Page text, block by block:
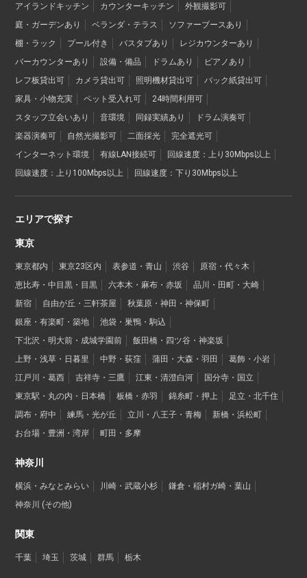
アイランドキッチン
カウンターキッチン
外観撮影可
庭・ガーデンあり
ベランダ・テラス
ソファーブースあり
棚・ラック
プール付き バスタブあり
レジカウンターあり
バーカウンターあり
設備・備品 ドラムあり
ピアノあり
レフ板貸出可
カメラ貸出可 照明機材貸出可
バック紙貸出可
家具・小物充実
ペット受入れ可
24時間利用可
スタッフ立会いあり
音環境 同録実績あり
ドラム演奏可
楽器演奏可
自然光撮影可 二面採光
完全遮光可
インターネット環境
有線LAN接続可
回線速度：上り30Mbps以上
回線速度：上り100Mbps以上
回線速度：下り30Mbps以上
エリアで探す
東京
東京都内 東京23区内 表参道・青山 渋谷
原宿・代々木
恵比寿・中目黒・目黒
六本木・麻布・赤坂
品川・田町・大崎
新宿
自由が丘・三軒茶屋
秋葉原・神田・神保町
銀座・有楽町・築地
池袋・巣鴨・駒込
下北沢・明大前・成城学園前
飯田橋・四ツ谷・神楽坂
上野・浅草・日暮里
中野・荻窪 蒲田・大森・羽田
葛飾・小岩
江戸川・葛西
吉祥寺・三鷹 江東・清澄白河
国分寺・国立
東京駅・丸の内・日本橋
板橋・赤羽 錦糸町・押上
足立・北千住
調布・府中
練馬・光が丘 立川・八王子・青梅
新橋・浜松町
お台場・豊洲・湾岸
町田・多摩
神奈川
横浜・みなとみらい 川崎・武蔵小杉
鎌倉・稲村ガ崎・葉山
神奈川 (その他)
関東
千葉 埼玉 茨城 群馬 栃木